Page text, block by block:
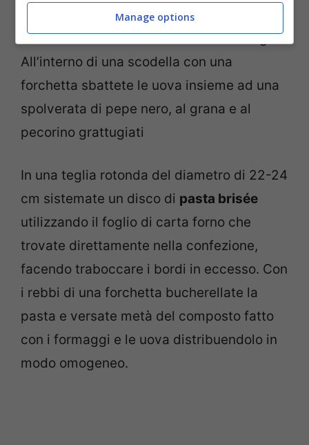
aver rimosso il budello e sgranatele
durante la cottura con un mestolo di legno.
All’interno di una scodella con una
forchetta sbattete le uova insieme ad una
spolverata di pepe nero, al grana e al
pecorino grattugiati
In una teglia rotonda del diametro di 22-24
cm sistemate un disco di pasta brisée
utilizzando il foglio di carta forno che
trovate direttamente nella confezione,
facendo traboccare i bordi in eccesso. Con
i rebbi di una forchetta bucherellate la
pasta e versate metà del composto fatto
con i formaggi e le uova distribuendolo in
modo omogeneo.
Manage options